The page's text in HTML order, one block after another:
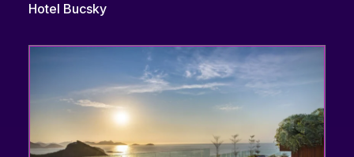
Hotel Bucsky